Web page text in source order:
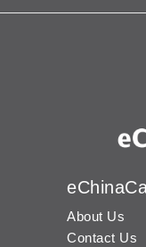
About Us
Contact Us